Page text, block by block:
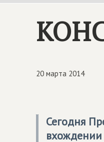
20 марта 2014
Сегодня